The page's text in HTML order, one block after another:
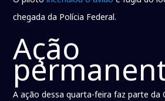
chegada da Polícia Federal.
Ação
A ação dessa quarta-feira faz parte da